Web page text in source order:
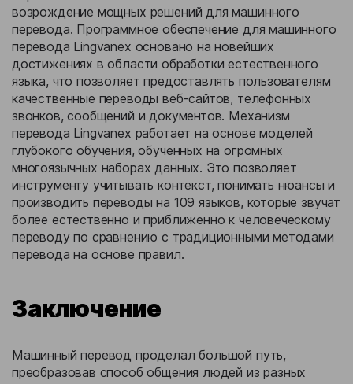
возрождение мощных решений для машинного
перевода. Программное обеспечение для машинного
перевода Lingvanex основано на новейших
достижениях в области обработки естественного
языка, что позволяет предоставлять пользователям
качественные переводы веб-сайтов, телефонных
звонков, сообщений и документов. Механизм
перевода Lingvanex работает на основе моделей
глубокого обучения, обученных на огромных
многоязычных наборах данных. Это позволяет
инструменту учитывать контекст, понимать нюансы и
производить переводы на 109 языков, которые звучат
более естественно и приближенно к человеческому
переводу по сравнению с традиционными методами
перевода на основе правил.
Заключение
Машинный перевод проделал большой путь,
преобразовав способ общения людей из разных